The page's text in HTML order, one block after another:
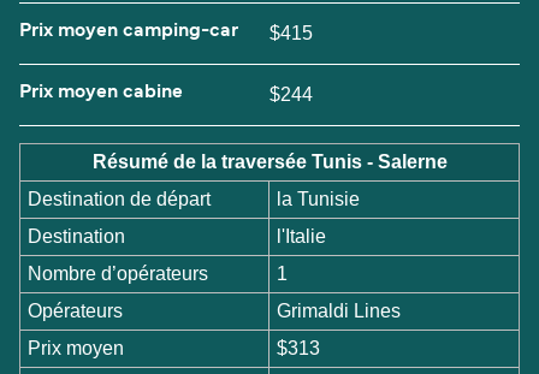
Prix moyen camping-car $415
Prix moyen cabine $244
Résumé de la traversée Tunis - Salerne
Destination de départ
la Tunisie
Destination
l'Italie
Nombre d’opérateurs
1
Opérateurs
Grimaldi Lines
Prix moyen
$313